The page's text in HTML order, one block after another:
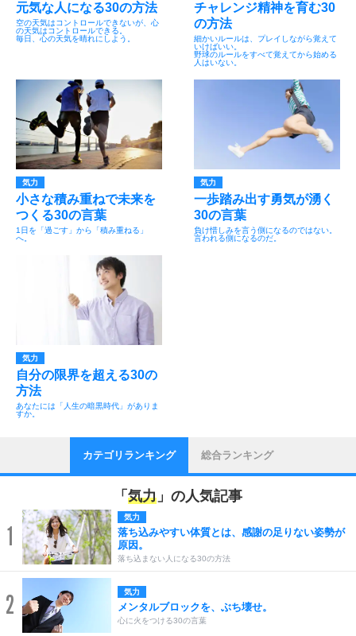
元気な人になる30の方法
空の天気はコントロールできないが、心
の天気はコントロールできる。
毎日、心の天気を晴れにしよう。
チャレンジ精神を育む30
の方法
細かいルールは、プレイしながら覚えて
いけばいい。
野球のルールをすべて覚えてから始める
人はいない。
気力
小さな積み重ねで未来を
つくる30の言葉
1日を「過ごす」から「積み重ねる」
へ。
気力
一歩踏み出す勇気が湧く
30の言葉
負け惜しみを言う側になるのではない。
言われる側になるのだ。
気力
自分の限界を超える30の
方法
あなたには「人生の暗黒時代」がありま
すか。
カテゴリランキング 総合ランキング
「 気力 」の人気記事
1
気力
落ち込みやすい体質とは、感謝の足りない姿勢が
原因。
落ち込まない人になる30の方法
2 気力
メンタルブロックを、ぶち壊せ。
心に火をつける30の言葉